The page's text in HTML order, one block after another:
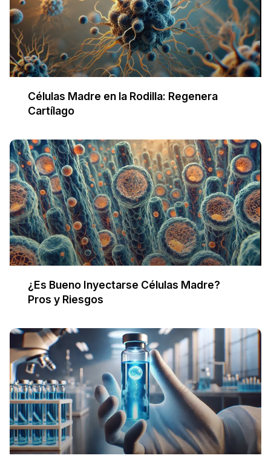
Células Madre en la Rodilla: Regenera
Cartílago
¿Es Bueno Inyectarse Células Madre?
Pros y Riesgos